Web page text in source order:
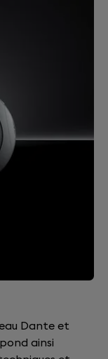
Dante et
ainsi